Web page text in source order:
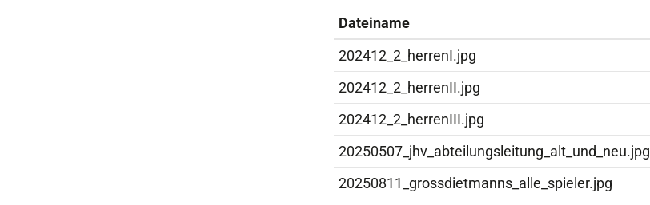
Dateiname
202412_2_herrenI.jpg
202412_2_herrenII.jpg
202412_2_herrenIII.jpg
20250507_jhv_abteilungsleitung_alt_und_neu.jpg
20250811_grossdietmanns_alle_spieler.jpg